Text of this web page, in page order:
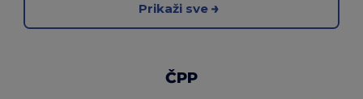
Prikaži sve
ČPP